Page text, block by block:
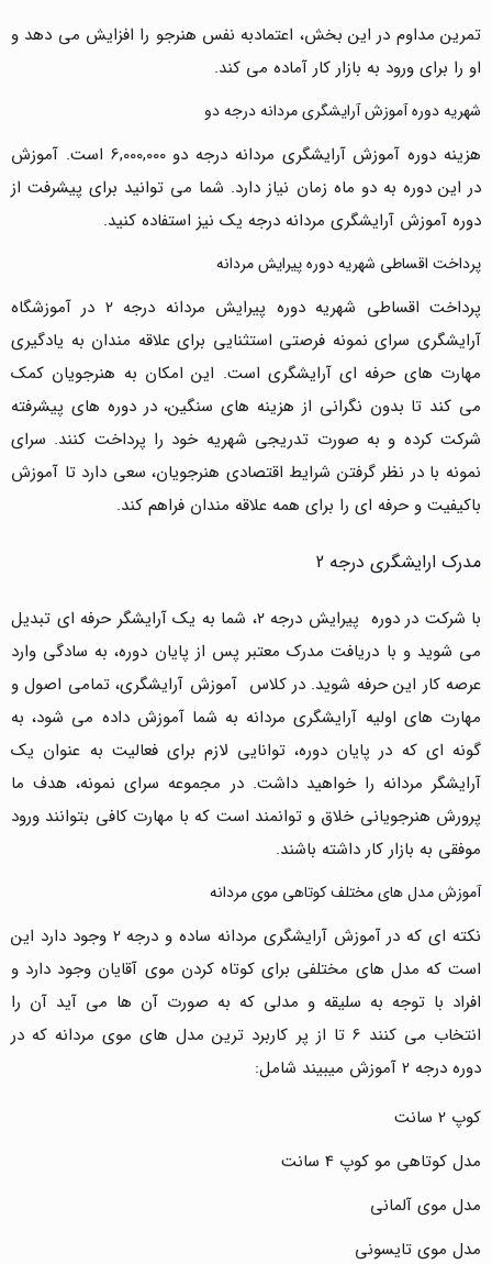
تمرین مداوم در این بخش، اعتمادبه نفس هنرجو را افزایش می دهد و
او را برای ورود به بازار کار آماده می کند.
شهریه دوره آموزش آرایشگری مردانه درجه دو
هزینه دوره آموزش آرایشگری مردانه درجه دو 6,000,000 است. آموزش
در این دوره به دو ماه زمان نیاز دارد. شما می توانید برای پیشرفت از
دوره آموزش آرایشگری مردانه درجه یک نیز استفاده کنید.
پرداخت اقساطی شهریه دوره پیرایش مردانه
پرداخت اقساطی شهریه دوره پیرایش مردانه درجه 2 در آموزشگاه
آرایشگری سرای نمونه فرصتی استثنایی برای علاقه مندان به یادگیری
مهارت های حرفه ای آرایشگری است. این امکان به هنرجویان کمک
می کند تا بدون نگرانی از هزینه های سنگین، در دوره های پیشرفته
شرکت کرده و به صورت تدریجی شهریه خود را پرداخت کنند. سرای
نمونه با در نظر گرفتن شرایط اقتصادی هنرجویان، سعی دارد تا آموزش
باکیفیت و حرفه ای را برای همه علاقه مندان فراهم کند.
مدرک ارایشگری درجه 2
با شرکت در دوره پیرایش درجه ۲، شما به یک آرایشگر حرفه ای تبدیل
می شوید و با دریافت مدرک معتبر پس از پایان دوره، به سادگی وارد
عرصه کار این حرفه شوید. در کلاس آموزش آرایشگری، تمامی اصول و
مهارت های اولیه آرایشگری مردانه به شما آموزش داده می شود، به
گونه ای که در پایان دوره، توانایی لازم برای فعالیت به عنوان یک
آرایشگر مردانه را خواهید داشت. در مجموعه سرای نمونه، هدف ما
پرورش هنرجویانی خلاق و توانمند است که با مهارت کافی بتوانند ورود
موفقی به بازار کار داشته باشند.
آموزش مدل های مختلف کوتاهی موی مردانه
نکته ای که در آموزش آرایشگری مردانه ساده و درجه 2 وجود دارد این
است که مدل های مختلفی برای کوتاه کردن موی آقایان وجود دارد و
افراد با توجه به سلیقه و مدلی که به صورت آن ها می آید آن را
انتخاب می کنند 6 تا از پر کاربرد ترین مدل های موی مردانه که در
دوره درجه 2 آموزش میبیند شامل:
کوپ 2 سانت
مدل کوتاهی مو کوپ 4 سانت
مدل موی آلمانی
مدل موی تایسونی